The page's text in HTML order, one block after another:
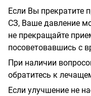
Если Вы прекратите
СЗ, Ваше давление
не прекращайте
посоветовавшись с
При наличии
обратитесь к
Если улучшение не